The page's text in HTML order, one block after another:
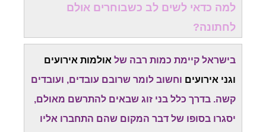
למה כדאי לשים לב כשבוחרים אולם
לחתונה?
בישראל קיימת כמות רבה של אולמות אירועים
וגני אירועים וחשוב לומר שרובם עובדים, ועובדים
קשה. בדרך כלל בני זוג שבאים להתרשם מאולם,
יסגרו בסופו של דבר המקום שהם התחברו אליו